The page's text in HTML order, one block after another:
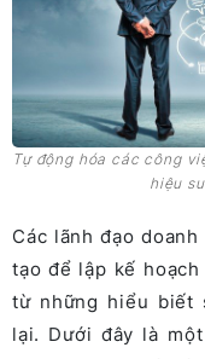
Tự động hóa các công
hiệu
Các lãnh đạo
tạo để lập kế
từ những hiểu biết
lại. Dưới đây là